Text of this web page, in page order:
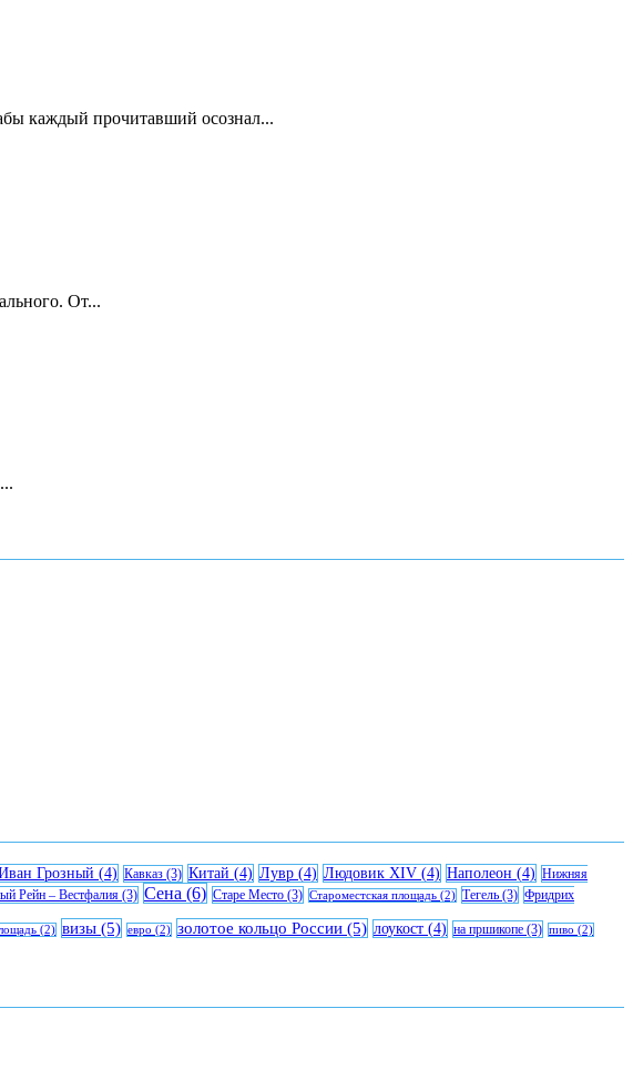
каждый прочитавший осознал...
От...
Грозный (4) Кавказ (3) Китай (4) Лувр (4) Людовик XIV (4) Наполеон (4) Нижняя
Рейн – Вестфалия (3) Сена (6) Старе Место (3) Староместская площадь (2) Тегель (3) Фридрих
(2) визы (5) евро (2) золотое кольцо России (5) лоукост (4) на пршикопе (3) пиво (2)